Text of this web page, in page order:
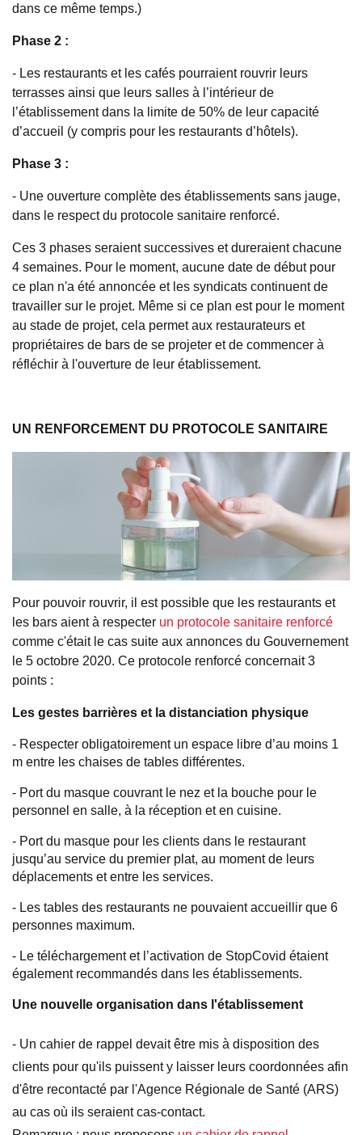
dans ce même temps.)
Phase 2 :
- Les restaurants et les cafés pourraient rouvrir leurs
terrasses ainsi que leurs salles à l’intérieur de
l’établissement dans la limite de 50% de leur capacité
d’accueil (y compris pour les restaurants d’hôtels).
Phase 3 :
- Une ouverture complète des établissements sans jauge,
dans le respect du protocole sanitaire renforcé.
Ces 3 phases seraient successives et dureraient chacune
4 semaines. Pour le moment, aucune date de début pour
ce plan n'a été annoncée et les syndicats continuent de
travailler sur le projet. Même si ce plan est pour le moment
au stade de projet, cela permet aux restaurateurs et
propriétaires de bars de se projeter et de commencer à
réfléchir à l'ouverture de leur établissement.
UN RENFORCEMENT DU PROTOCOLE SANITAIRE
Pour pouvoir rouvrir, il est possible que les restaurants et
les bars aient à respecter un protocole sanitaire renforcé
comme c'était le cas suite aux annonces du Gouvernement
le 5 octobre 2020. Ce protocole renforcé concernait 3
points :
Les gestes barrières et la distanciation physique
- Respecter obligatoirement un espace libre d’au moins 1
m entre les chaises de tables différentes.
- Port du masque couvrant le nez et la bouche pour le
personnel en salle, à la réception et en cuisine.
- Port du masque pour les clients dans le restaurant
jusqu’au service du premier plat, au moment de leurs
déplacements et entre les services.
- Les tables des restaurants ne pouvaient accueillir que 6
personnes maximum.
- Le téléchargement et l’activation de StopCovid étaient
également recommandés dans les établissements.
Une nouvelle organisation dans l'établissement
- Un cahier de rappel devait être mis à disposition des
clients pour qu'ils puissent y laisser leurs coordonnées afin
d'être recontacté par l'Agence Régionale de Santé (ARS)
au cas où ils seraient cas-contact.